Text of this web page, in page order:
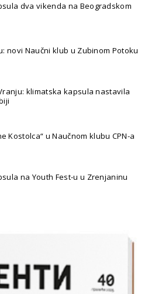
dva vikenda na Beogradskom
novi Naučni klub u Zubinom Potoku
klimatska kapsula nastavila
Kostolca“ u Naučnom klubu CPN-a
na Youth Fest-u u Zrenjaninu